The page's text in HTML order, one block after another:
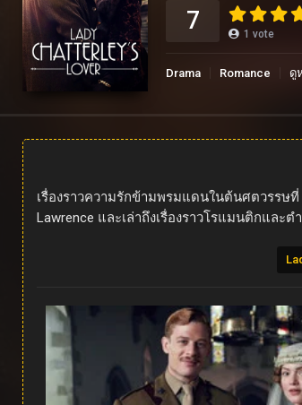
7 1 vote
Drama Romance ดู
เรื่องราวความรักข้ามพรมแดนในต้นศตวรรษ
Lawrence และเล่าถึงเรื่องราวโรแมนติกและ